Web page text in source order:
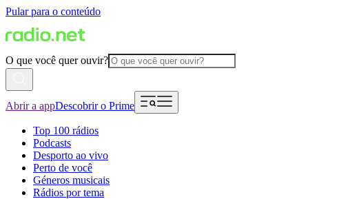
Pular para o conteúdo
O que você quer ouvir?
Abrir a appDescobrir o Prime
Top 100 rádios
Podcasts
Desporto ao vivo
Perto de você
Géneros musicais
Rádios por tema